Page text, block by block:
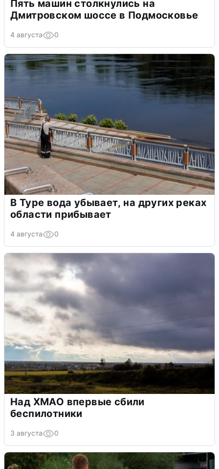
Пять машин столкнулись на
Дмитровском шоссе в Подмосковье
4 августа 0
В Туре вода убывает, на других реках
области прибывает
4 августа 0
Над ХМАО впервые сбили
беспилотники
3 августа 0